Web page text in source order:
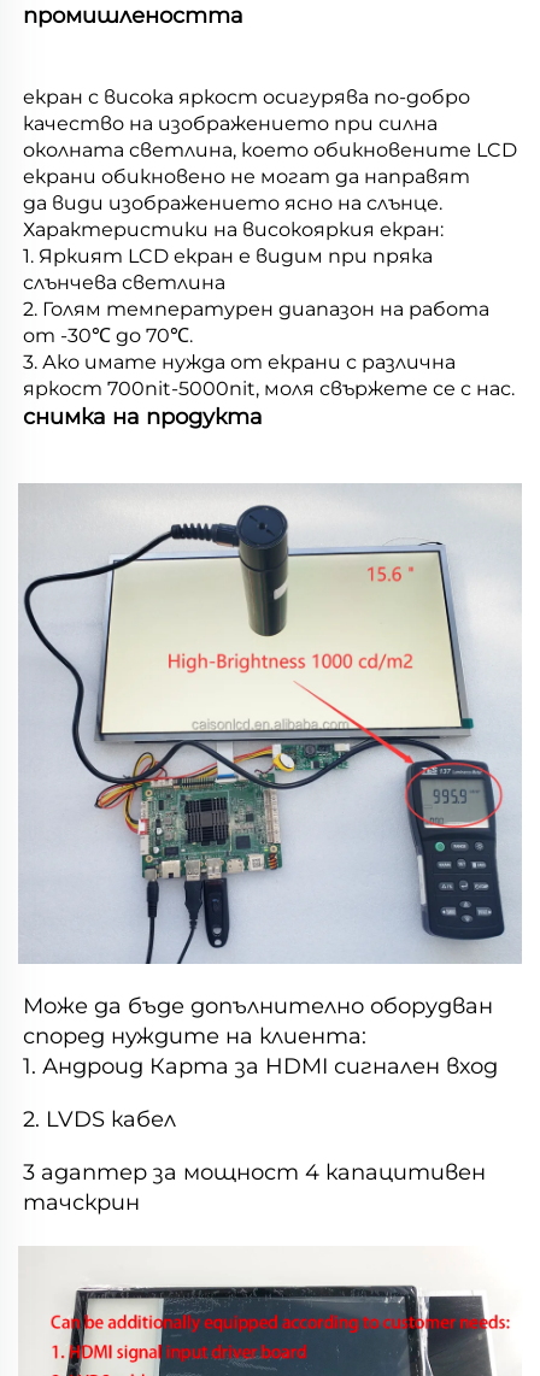
промишлеността
екран с висока яркост осигурява по-добро
качество на изображението при силна
околната светлина, което обикновените LCD
екрани обикновено не могат да направят
да види изображението ясно на слънце.
Характеристики на високояркия екран:
1. Яркият LCD екран е видим при пряка
слънчева светлина
2. Голям температурен диапазон на работа
от -30℃ до 70℃.
3. Ако имате нужда от екрани с различна
снимка на продукта
Може да бъде допълнително оборудван
според нуждите на клиента:
1. Андроид Карта за HDMI сигнален вход
2. LVDS кабел
3 адаптер за мощност 4 капацитивен
тачскрин